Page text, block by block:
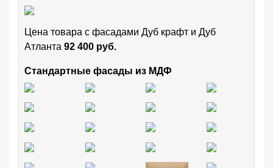
Цена товара с фасадами Дуб крафт и Дуб
Атланта 92 400 руб.
Стандартные фасады из МДФ